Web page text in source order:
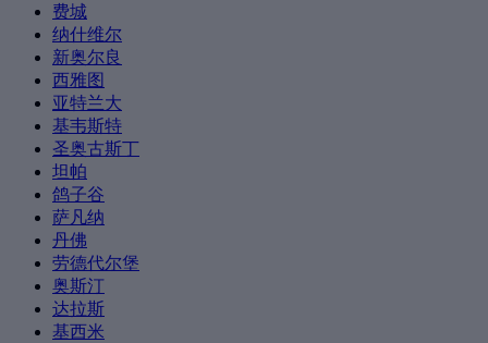
费城
纳什维尔
新奥尔良
西雅图
亚特兰大
基韦斯特
圣奥古斯丁
坦帕
鸽子谷
萨凡纳
丹佛
劳德代尔堡
奥斯汀
达拉斯
基西米